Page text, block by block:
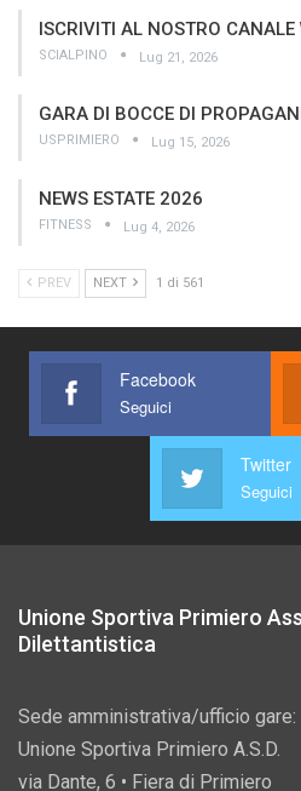
ISCRIVITI AL NOSTRO CANALE
SCIALPINO Lug 21, 2026
GARA DI BOCCE DI
USPRIMIERO Lug 15, 2026
NEWS ESTATE 2026
FITNESS Lug 4, 2026
PREV NEXT 1 di 561
Facebook
Seguici
Twitter
Seguici
Unione Sportiva Primiero
Dilettantistica
Sede amministrativa/ufficio gare:
Unione Sportiva Primiero A.S.D.
via Dante, 6 • Fiera di Primiero